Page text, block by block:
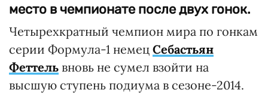
место в чемпионате после двух гонок.
Четырехкратный чемпион мира по гонкам
серии Формула-1 немец Себастьян
Феттель вновь не сумел взойти на
высшую ступень подиума в сезоне-2014.